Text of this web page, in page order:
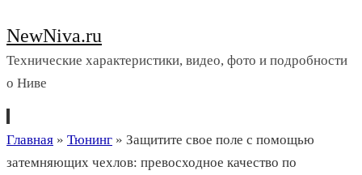
NewNiva.ru
Технические характеристики, видео, фото и подробности
о Ниве
Перейти
к
Главная » Тюнинг » Защитите свое поле с помощью
затемняющих чехлов: превосходное качество по